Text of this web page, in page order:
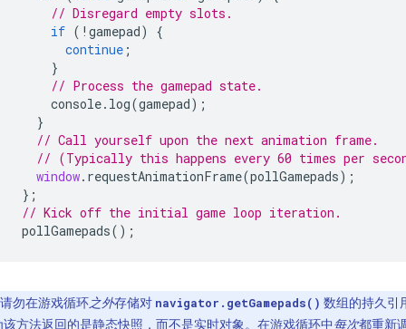
// Disregard empty slots.
if ( ! gamepad)
{
continue ;
}
// Process the gamepad state.
console. log(gamepad);
}
// Call yourself upon the next animation frame.
// (Typically this happens every 60 times per
window. requestAnimationFrame(pollGamepads);
};
// Kick off the initial game loop iteration.
pollGamepads();
请勿在游戏循环之外存储对 navigator.getGamepads() 数组的持久引
该方法返回的是静态快照，而不是实时对象。在游戏循环中每次都重新